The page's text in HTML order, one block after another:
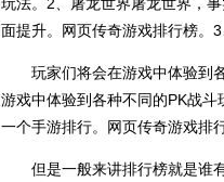
面提升。网页传奇游戏排行榜。
玩家们将会在游戏中体验到各
游戏中体验到各种不同的PK战
一个手游排行。 网页传奇游戏排
但是一般来讲排行榜就是谁有